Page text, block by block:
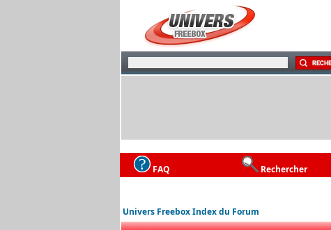
FAQ Rechercher
Univers Freebox Index du Forum